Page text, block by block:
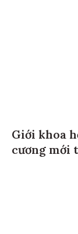
Giới khoa
cương mới